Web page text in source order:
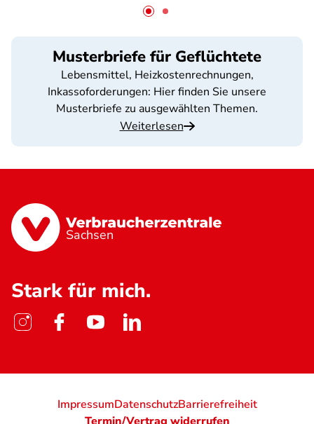
Musterbriefe für Geflüchtete
Lebensmittel, Heizkostenrechnungen,
Inkassoforderungen: Hier finden Sie unsere
Musterbriefe zu ausgewählten Themen.
Weiterlesen
Sachsen
Stark für mich.
ImpressumDatenschutzBarrierefreiheit